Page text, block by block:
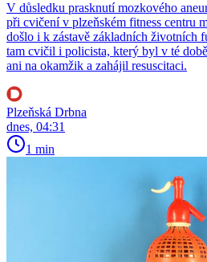
V důsledku prasknutí mozkového
při cvičení v plzeňském fitness centru
došlo i k zástavě základních životních
tam cvičil i policista, který byl v té
ani na okamžik a zahájil resuscitaci.
Plzeňská Drbna
dnes, 04:31
1 min